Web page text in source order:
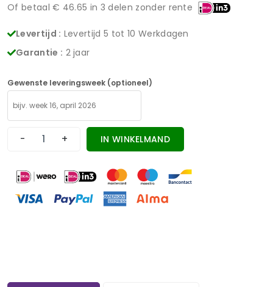
Of betaal € 46.65 in 3 delen zonder rente
Levertijd : Levertijd 5 tot 10 Werkdagen
Garantie : 2 jaar
Gewenste leveringsweek (optioneel)
- + IN WINKELMAND